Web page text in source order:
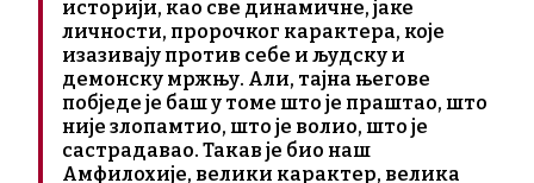
историји, као све динамичне, јаке
личности, пророчког карактера, које
изазивају против себе и људску и
демонску мржњу. Али, тајна његове
побједе је баш у томе што је праштао, што
није злопамтио, што је волио, што је
састрадавао. Такав је био наш
Амфилохије, велики карактер, велика